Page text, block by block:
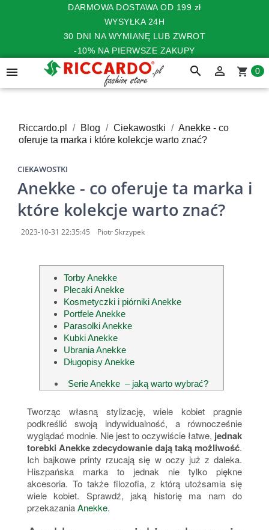
DARMOWA DOSTAWA OD 199 zł
WYSYŁKA 24H
30 DNI NA WYMIANĘ LUB ZWROT
-10% NA PIERWSZE ZAKUPY
 search  shopping_cart 0
Riccardo.pl Blog Ciekawostki
Anekke - co
oferuje ta marka i które kolekcje warto znać?
CIEKAWOSTKI
Anekke - co oferuje ta marka i
które kolekcje warto znać?
2023-10-31 22:35:45 Piotr Skrzypek
Torby Anekke
Plecaki Anekke
Kosmetyczki i piórniki Anekke
Portfele Anekke
Parasolki Anekke
Kubki Anekke
Ubrania Anekke
Długopisy Anekke
Serie Anekke – jaką warto wybrać?
Tworząc własną stylizację, wiele kobiet pragnie
podkreślić swoją indywidualność, a równocześnie
wyglądać modnie. Nie jest to oczywiście łatwe, jednak
torebki Anekke zdecydowanie dają taką możliwość.
Ich bajkowe printy rzucają się w oczy już z daleka.
Hiszpańska marka to jednak nie tylko piękne
akcesoria. To także filozofia, z którą utożsamia się
wiele kobiet. Sprawdź, jaką historię ma nam do
przekazaniaAnekke.